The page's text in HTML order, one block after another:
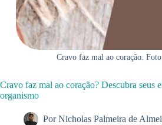
Cravo faz mal ao coração.
Cravo faz mal ao coração? Descubra seus
organismo
Por Nicholas Palmeira de